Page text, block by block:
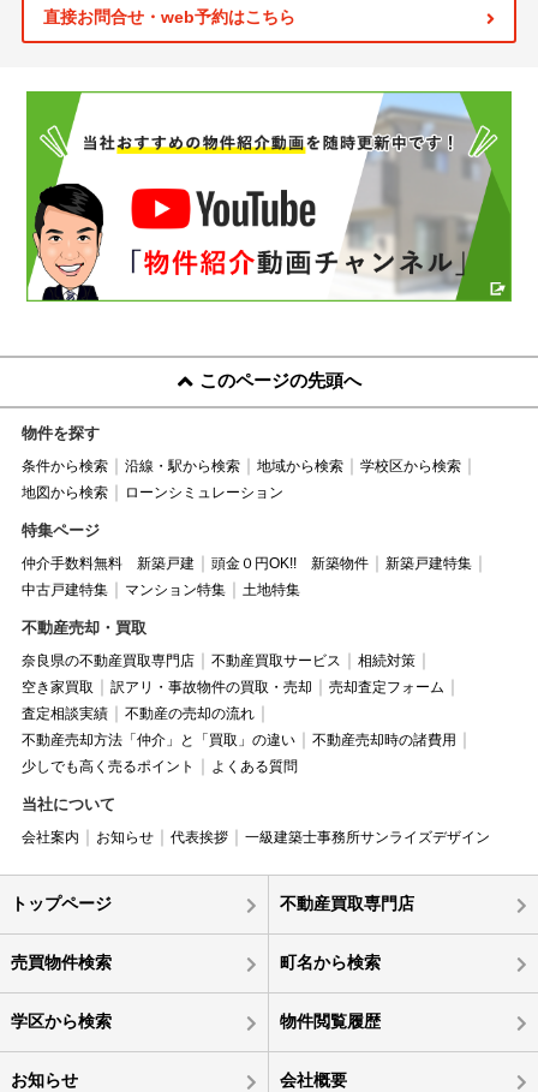
直接お問合せ・web予約はこちら
このページの先頭へ
物件を探す
条件から検索 沿線・駅から検索 地域から検索
学校区から検索
地図から検索
ローンシミュレーション
特集ページ
仲介手数料無料 新築戸建 頭金０円OK!! 新築物件
新築戸建特集
中古戸建特集
マンション特集 土地特集
不動産売却・買取
奈良県の不動産買取専門店 不動産買取サービス
相続対策
空き家買取
訳アリ・事故物件の買取・売却
売却査定フォーム
査定相談実績
不動産の売却の流れ
不動産売却方法「仲介」と「買取」の違い
不動産売却時の諸費用
少しでも高く売るポイント
よくある質問
当社について
会社案内 お知らせ 代表挨拶 一級建築士事務所サンライズデザイン
トップページ 不動産買取専門店
売買物件検索 町名から検索
学区から検索 物件閲覧履歴
お知らせ 会社概要